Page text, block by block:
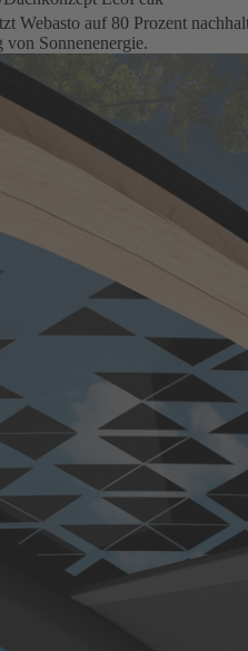
Webasto auf 80 Prozent
Sonnenenergie.